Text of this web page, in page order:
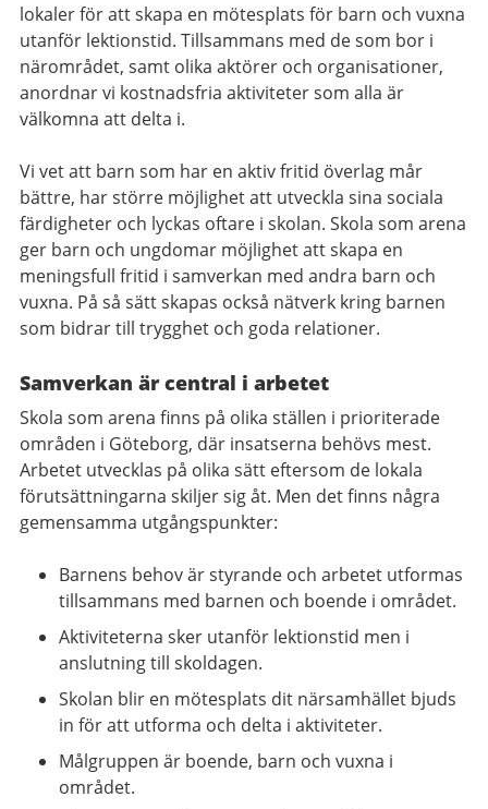
lokaler för att skapa en mötesplats för barn och vuxna
utanför lektionstid. Tillsammans med de som bor i
närområdet, samt olika aktörer och organisationer,
anordnar vi kostnadsfria aktiviteter som alla är
välkomna att delta i.
Vi vet att barn som har en aktiv fritid överlag mår
bättre, har större möjlighet att utveckla sina sociala
färdigheter och lyckas oftare i skolan. Skola som arena
ger barn och ungdomar möjlighet att skapa en
meningsfull fritid i samverkan med andra barn och
vuxna. På så sätt skapas också nätverk kring barnen
som bidrar till trygghet och goda relationer.
Samverkan är central i arbetet
Skola som arena finns på olika ställen i prioriterade
områden i Göteborg, där insatserna behövs mest.
Arbetet utvecklas på olika sätt eftersom de lokala
förutsättningarna skiljer sig åt. Men det finns några
gemensamma utgångspunkter:
Barnens behov är styrande och arbetet utformas
tillsammans med barnen och boende i området.
Aktiviteterna sker utanför lektionstid men i
anslutning till skoldagen.
Skolan blir en mötesplats dit närsamhället bjuds
in för att utforma och delta i aktiviteter.
Målgruppen är boende, barn och vuxna i
området.